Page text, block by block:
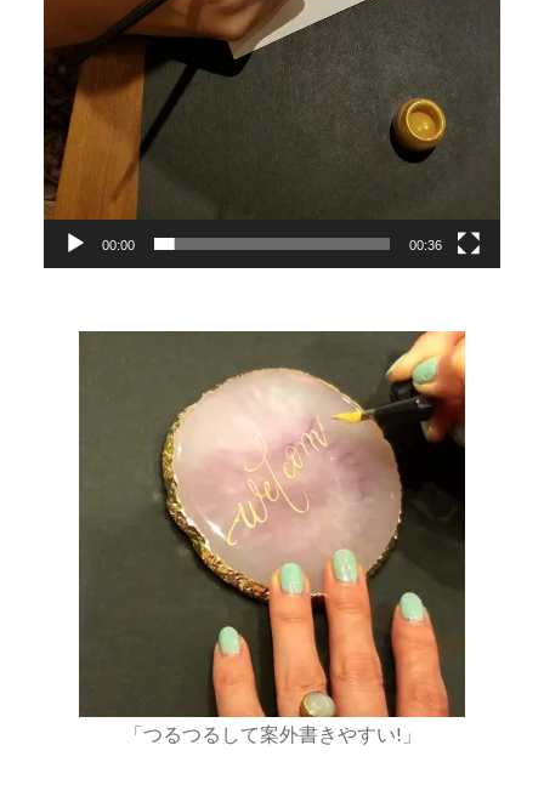
00:00 00:36
「つるつるして案外書きやすい!」